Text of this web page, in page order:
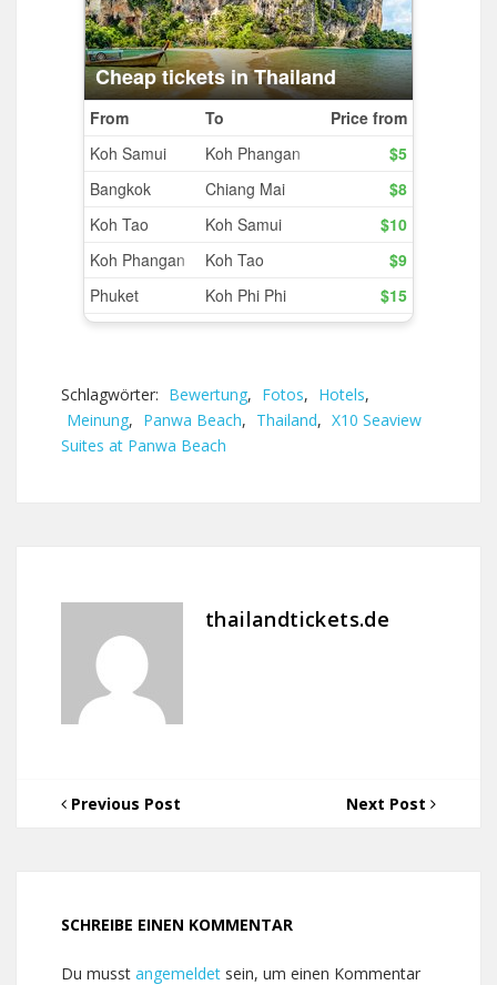
Schlagwörter: Bewertung, Fotos, Hotels,
Meinung, Panwa Beach, Thailand, X10 Seaview
Suites at Panwa Beach
thailandtickets.de
Previous Post Next Post
SCHREIBE EINEN KOMMENTAR
Du musst angemeldet sein, um einen Kommentar